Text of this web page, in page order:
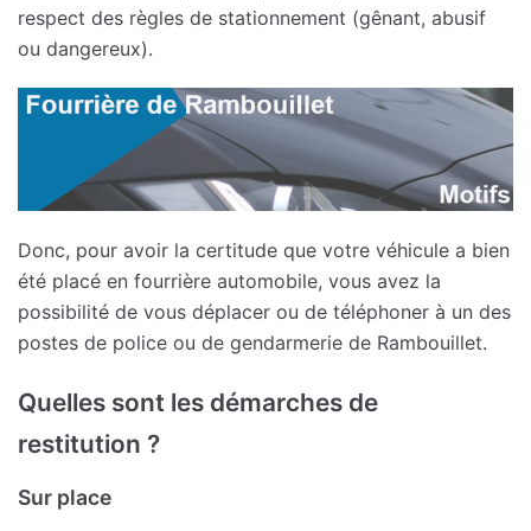
respect des règles de stationnement (gênant, abusif
ou dangereux).
Donc, pour avoir la certitude que votre véhicule a bien
été placé en fourrière automobile, vous avez la
possibilité de vous déplacer ou de téléphoner à un des
postes de police ou de gendarmerie de Rambouillet.
Quelles sont les démarches de
restitution ?
Sur place